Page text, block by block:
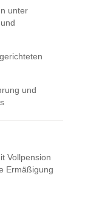
unter
und
Vollpension
Ermäßigung